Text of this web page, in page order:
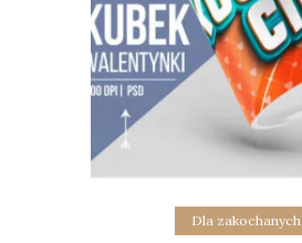
Add to cart
Dla zakochanych